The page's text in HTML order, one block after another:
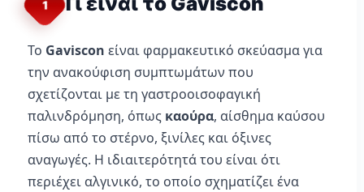
1
Το Gaviscon είναι φαρμακευτικό σκεύασμα για
την ανακούφιση συμπτωμάτων που
σχετίζονται με τη γαστροοισοφαγική
παλινδρόμηση, όπως καούρα, αίσθημα καύσου
πίσω από το στέρνο, ξινίλες και όξινες
αναγωγές. Η ιδιαιτερότητά του είναι ότι
περιέχει αλγινικό, το οποίο σχηματίζει ένα